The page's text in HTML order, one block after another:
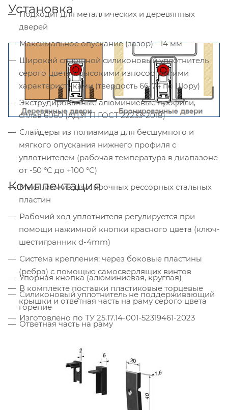
Подходит для металлических и деревянных
дверей
Максимальное опускание (зазор) - 14 мм
Широкий сплошной силиконовый уплотнитель
серого цвета с высокими износостойкими
характеристиками (твердость 66-74 по Шору)
Экструдированные алюминиевые профили,
сплав 6060 (АД31 Т1 ГОСТ 22233-2018)
Слайдеры из полиамида для бесшумного и
мягкого опускания нижнего профиля с
уплотнителем (рабочая температура в диапазоне
от -50 °С до +100 °С)
Механизм из двух прочных рессорных стальных
пластин
Рабочий ход уплотнителя регулируется при
помощи нажимной кнопки красного цвета (ключ-
шестигранник d-4mm)
Система крепления: через боковые пластины
(ребра) с помощью самосверлящих винтов
В комплекте поставки пластиковые торцевые
крышки и ответная часть на раму серого цвета
Изготовлено по ТУ 25.17.14-001-52319461-2023
Установка
Комплектация
Упорная кнопка (алюминиевая, круглая)
Силиконовый уплотнитель не поддерживающий
горение
Ответная часть на раму